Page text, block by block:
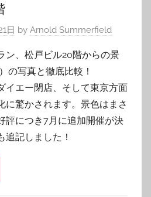
日 by Arnold Summerfield
ン、松戸ビル20階からの景
の写真と徹底比較！
イエー閉店、そして東京方面
に驚かされます。景色はまさ
評につき7月に追加開催が決
追記しました！